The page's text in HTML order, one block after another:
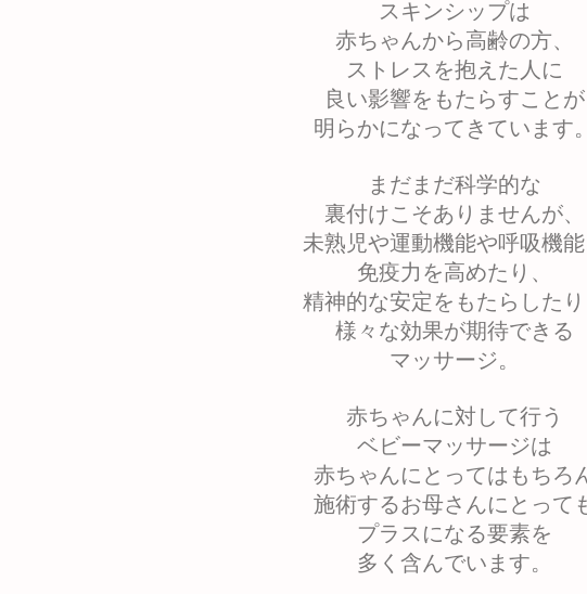
スキンシップは
赤ちゃんから高齢の方、
ストレスを抱えた人に
良い影響をもたらすことが
明らかになってきています。
まだまだ科学的な
裏付けこそありませんが、
未熟児や運動機能や呼吸機能
免疫力を高めたり、
精神的な安定をもたらしたり
様々な効果が期待できる
マッサージ。
赤ちゃんに対して行う
ベビーマッサージは
赤ちゃんにとってはもちろ
施術するお母さんにとって
プラスになる要素を
多く含んでいます。